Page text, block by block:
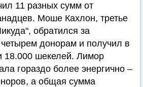
11 разных сумм от
Моше Кахлон, третье
обратился за
донорам и получил в
18.000 шекелей. Лимор
гораздо более энергично –
а общая сумма